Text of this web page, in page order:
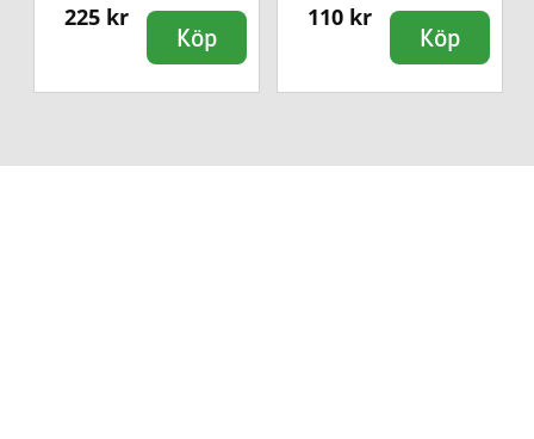
225 kr
Köp
110 kr
Köp